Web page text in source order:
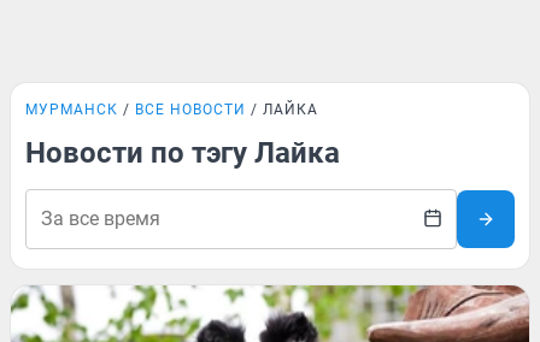
МУРМАНСК ВСЕ НОВОСТИ ЛАЙКА
Новости по тэгу Лайка